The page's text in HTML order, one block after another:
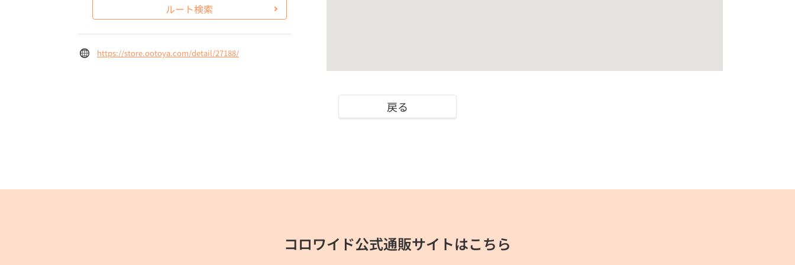
ルート検索
https://store.ootoya.com/detail/27188/
戻る
コロワイド公式通販サイトはこちら